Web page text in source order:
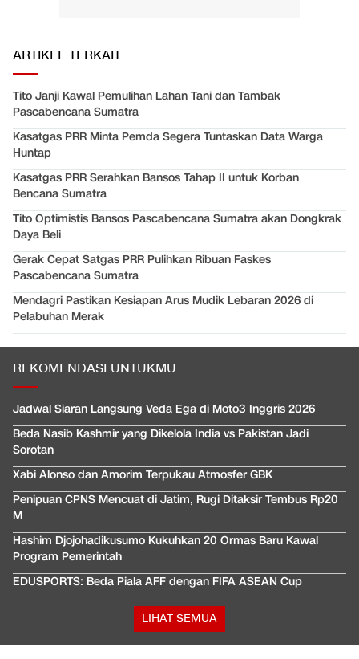
ARTIKEL TERKAIT
Tito Janji Kawal Pemulihan Lahan Tani dan Tambak
Pascabencana Sumatra
Kasatgas PRR Minta Pemda Segera Tuntaskan Data Warga
Huntap
Kasatgas PRR Serahkan Bansos Tahap II untuk Korban
Bencana Sumatra
Tito Optimistis Bansos Pascabencana Sumatra akan Dongkrak
Daya Beli
Gerak Cepat Satgas PRR Pulihkan Ribuan Faskes
Pascabencana Sumatra
Mendagri Pastikan Kesiapan Arus Mudik Lebaran 2026 di
Pelabuhan Merak
REKOMENDASI UNTUKMU
Jadwal Siaran Langsung Veda Ega di Moto3 Inggris 2026
Beda Nasib Kashmir yang Dikelola India vs Pakistan Jadi
Sorotan
Xabi Alonso dan Amorim Terpukau Atmosfer GBK
Penipuan CPNS Mencuat di Jatim, Rugi Ditaksir Tembus Rp20
M
Hashim Djojohadikusumo Kukuhkan 20 Ormas Baru Kawal
Program Pemerintah
EDUSPORTS: Beda Piala AFF dengan FIFA ASEAN Cup
LIHAT SEMUA